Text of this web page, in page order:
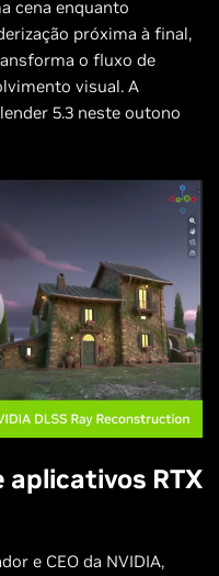
cena enquanto
próxima à final,
o fluxo de
visual. A
5.3 neste outono
aplicativos RTX
e CEO da NVIDIA,